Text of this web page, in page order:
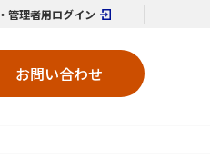
管理者用ログイン
お問い合わせ